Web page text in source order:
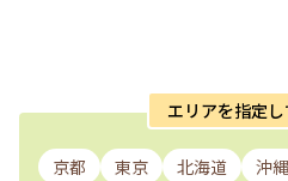
エリアを指定
京都 東京 北海道 沖縄